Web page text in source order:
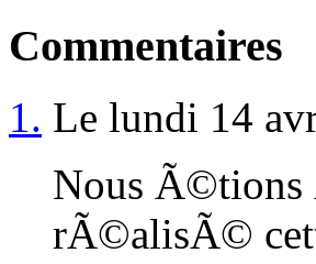
Commentaires
1. Le lundi 14
Nous Ã©tions
rÃ©alisÃ©